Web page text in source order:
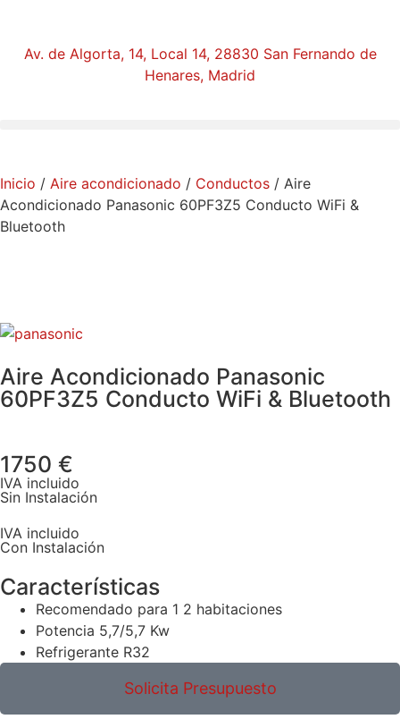
Av. de Algorta, 14, Local 14, 28830 San Fernando de
Henares, Madrid
Inicio / Aire acondicionado / Conductos / Aire
Acondicionado Panasonic 60PF3Z5 Conducto WiFi &
Bluetooth
Aire Acondicionado Panasonic
60PF3Z5 Conducto WiFi & Bluetooth
1750 €
IVA incluido
Sin Instalación
IVA incluido
Con Instalación
Características
Recomendado para 1 2 habitaciones
Potencia 5,7/5,7 Kw
Refrigerante R32
Solicita Presupuesto